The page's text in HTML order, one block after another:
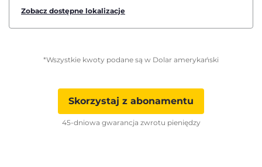
Zobacz dostępne lokalizacje
*Wszystkie kwoty podane są w Dolar amerykański
Skorzystaj z abonamentu
45-dniowa gwarancja zwrotu pieniędzy